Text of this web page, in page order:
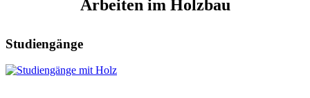
Arbeiten im Holzbau
Studiengänge